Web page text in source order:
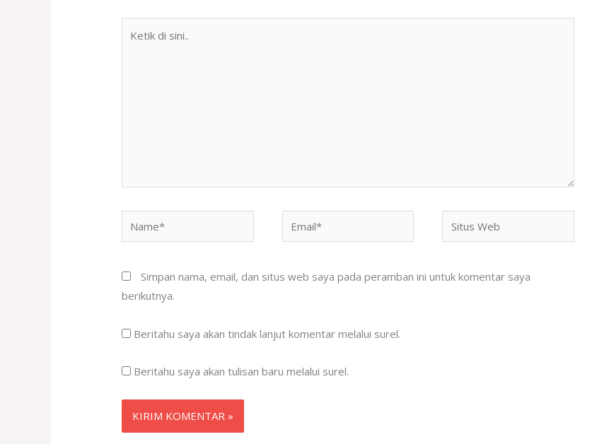
Web
Simpan nama, email, dan situs web saya pada peramban ini untuk komentar saya
berikutnya.
Beritahu saya akan tindak lanjut komentar melalui surel.
Beritahu saya akan tulisan baru melalui surel.